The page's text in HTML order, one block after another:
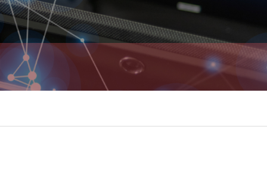
届出を世代管理し
過去情報も保存
実
では、貴社の
基準管理シス
を導入した結
しています。